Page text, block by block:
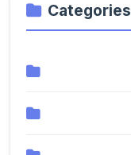
Categories